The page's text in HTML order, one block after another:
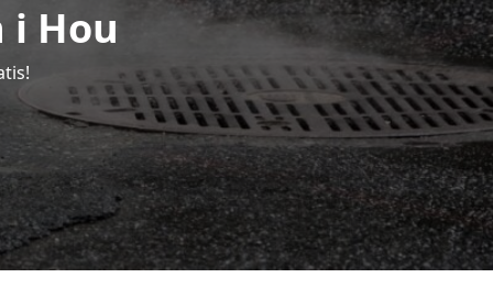
i Hou